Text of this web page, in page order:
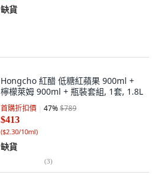
缺貨
Hongcho 紅醋 低糖紅蘋果 900ml +
檸檬萊姆 900ml + 瓶裝套組, 1套, 1.8L
首購折扣價 47%$789
$413
($2.30/10ml)
缺貨
(3)